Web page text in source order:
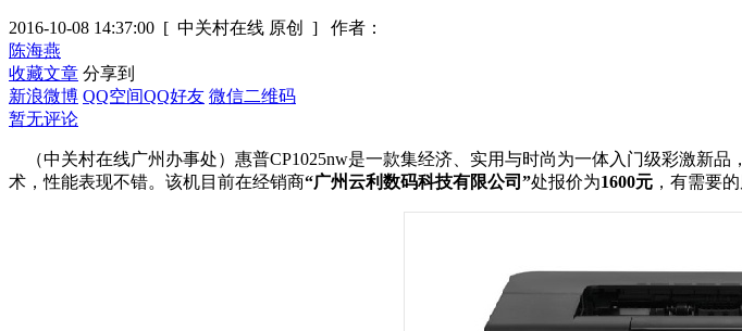
2016-10-08 14:37:00 [ 中关村在线 原创 ]
作者：
陈海燕
收藏文章 分享到
新浪微博 QQ空间QQ好友 微信二维码
暂无评论
（中关村在线广州办事处）惠普CP1025nw是一款集经济、实用与时尚为一体入门级彩激新
术，性能表现不错。该机目前在经销商“广州云利数码科技有限公司”处报价为1600元 ，有需要